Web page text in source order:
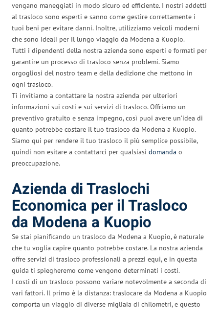
vengano maneggiati in modo sicuro ed efficiente. I nostri addetti
al trasloco sono esperti e sanno come gestire correttamente i
tuoi beni per evitare danni. Inoltre, utilizziamo veicoli moderni
che sono ideali per il lungo viaggio da Modena a Kuopio.
Tutti i dipendenti della nostra azienda sono esperti e formati per
garantire un processo di trasloco senza problemi. Siamo
orgogliosi del nostro team e della dedizione che mettono in
ogni trasloco.
Ti invitiamo a contattare la nostra azienda per ulteriori
informazioni sui costi e sui servizi di trasloco. Offriamo un
preventivo gratuito e senza impegno, così puoi avere un’idea di
quanto potrebbe costare il tuo trasloco da Modena a Kuopio.
Siamo qui per rendere il tuo trasloco il più semplice possibile,
quindi non esitare a contattarci per qualsiasi domanda o
preoccupazione.
Azienda di Traslochi
Economica per il Trasloco
da Modena a Kuopio
Se stai pianificando un trasloco da Modena a Kuopio, è naturale
che tu voglia capire quanto potrebbe costare. La nostra azienda
offre servizi di trasloco professionali a prezzi equi, e in questa
guida ti spiegheremo come vengono determinati i costi.
I costi di un trasloco possono variare notevolmente a seconda di
vari fattori. Il primo è la distanza: traslocare da Modena a Kuopio
comporta un viaggio di diverse migliaia di chilometri, e questo